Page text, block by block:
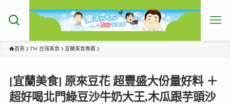
首頁 TW 台灣美食 宜蘭美食推薦
[宜蘭美食] 原來豆花 超豐盛大份量好料 ＋
超好喝北門綠豆沙牛奶大王,木瓜跟芋頭沙